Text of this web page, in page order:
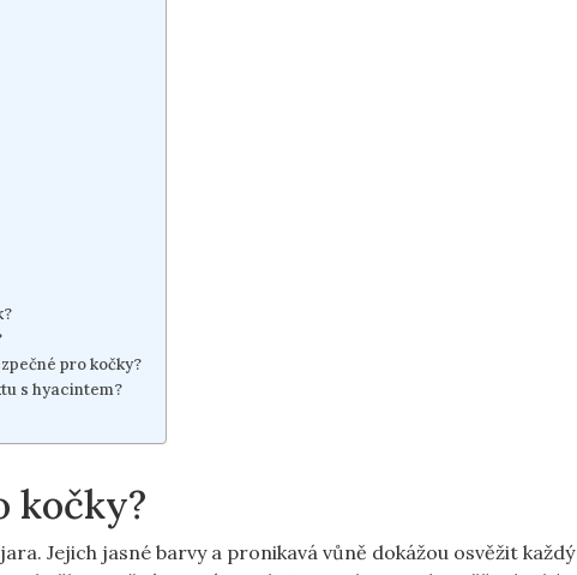
pro kočky?
s hyacintem?
kočky?
Jejich jasné barvy a pronikavá vůně dokážou osvěžit každý